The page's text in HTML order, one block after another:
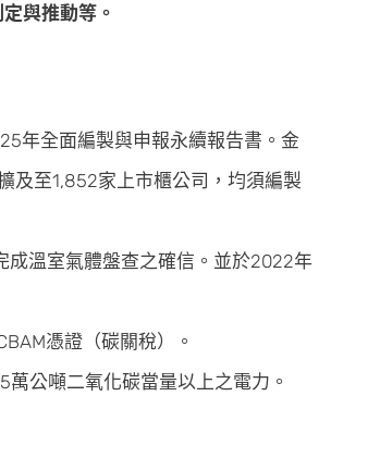
與推動等。
年全面編製與申報永續報告書。金
及至1,852家上市櫃公司，均須編製
溫室氣體盤查之確信。並於2022年
憑證（碳關稅）。
公噸二氧化碳當量以上之電力。